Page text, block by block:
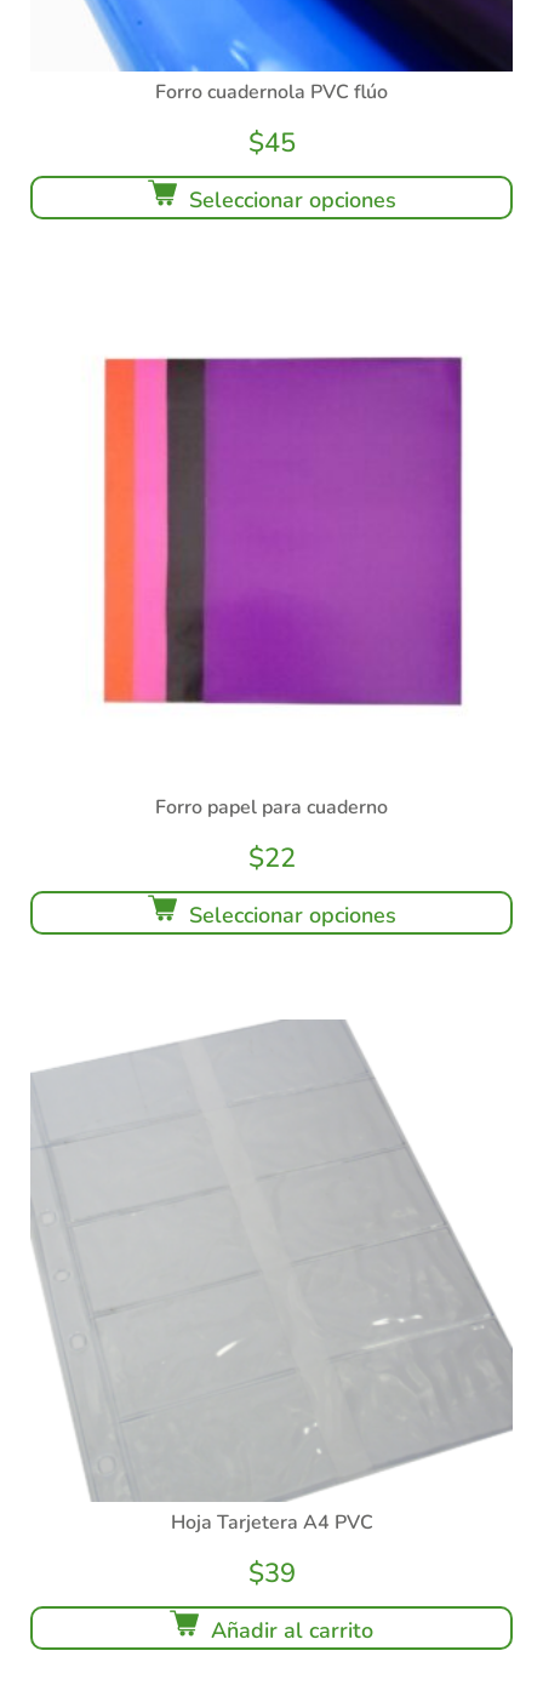
Forro cuadernola PVC flúo
$45
Seleccionar opciones
Forro papel para cuaderno
$22
Seleccionar opciones
Hoja Tarjetera A4 PVC
$39
Añadir al carrito